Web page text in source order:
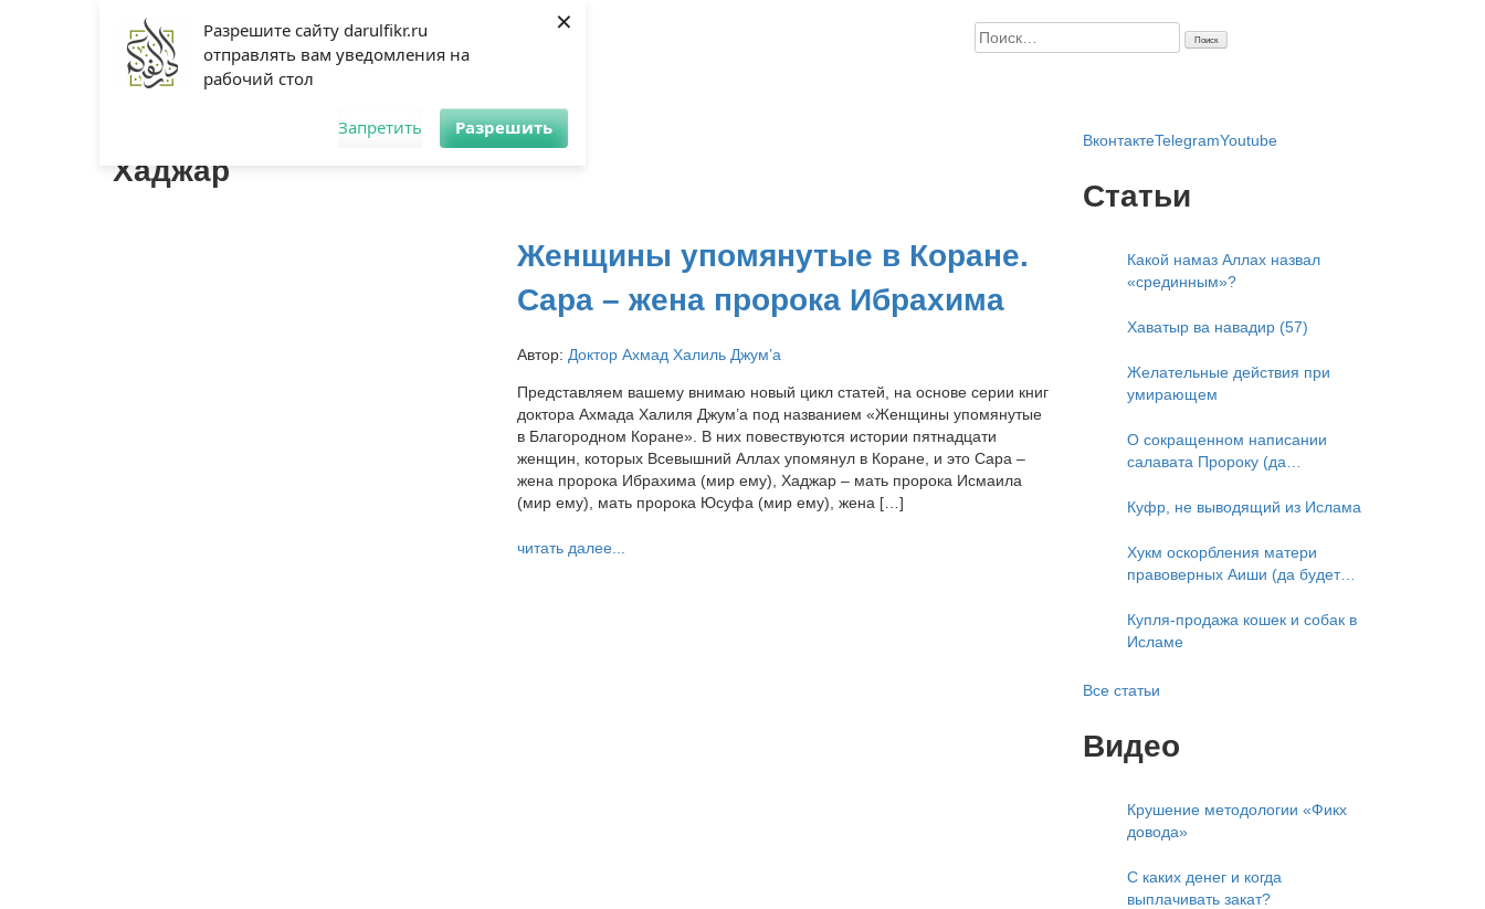
Разрешите сайту darulfikr.ru
отправлять вам уведомления на
рабочий стол
Запретить Разрешить
×
Найти:
Найти:
Начинающим
Хаджар
Женщины упомянутые в Коране.
Сара – жена пророка Ибрахима
Автор: Доктор Ахмад Халиль Джум’а
Представляем вашему внимаю новый цикл статей, на основе серии книг
доктора Ахмада Халиля Джум’а под названием «Женщины упомянутые
в Благородном Коране». В них повествуются истории пятнадцати
женщин, которых Всевышний Аллах упомянул в Коране, и это Сара –
жена пророка Ибрахима (мир ему), Хаджар – мать пророка Исмаила
(мир ему), мать пророка Юсуфа (мир ему), жена […]
читать далее...
ВконтактеTelegramYoutube
Статьи
Какой намаз Аллах назвал
«срединным»?
Хаватыр ва навадир (57)
Желательные действия при
умирающем
О сокращенном написании
салавата Пророку (да
приветствует)
Куфр, не выводящий из Ислама
Хукм оскорбления матери
правоверных Аиши (да будет
Купля-продажа кошек и собак в
Исламе
Все статьи
Видео
Крушение методологии «Фикх
довода»
С каких денег и когда
выплачивать закат?